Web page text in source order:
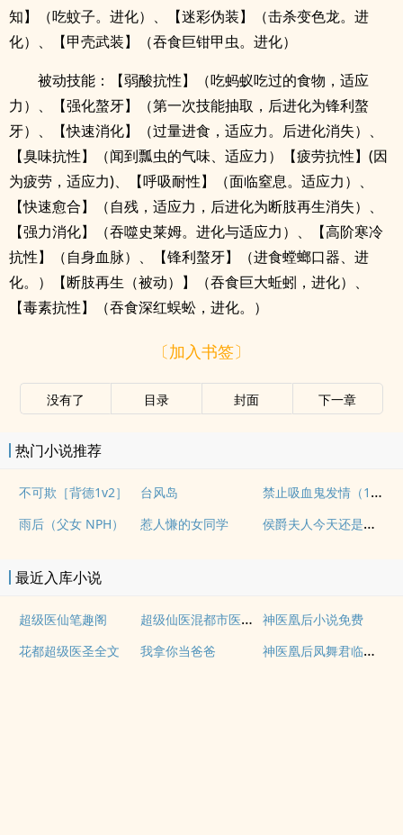
知】（吃蚊子。进化）、【迷彩伪装】（击杀变色龙。进
化）、【甲壳武装】（吞食巨钳甲虫。进化）
被动技能：【弱酸抗性】（吃蚂蚁吃过的食物，适应
力）、【强化螯牙】（第一次技能抽取，后进化为锋利螯
牙）、【快速消化】（过量进食，适应力。后进化消失）、
【臭味抗性】（闻到瓢虫的气味、适应力）【疲劳抗性】(因
为疲劳，适应力)、【呼吸耐性】（面临窒息。适应力）、
【快速愈合】（自残，适应力，后进化为断肢再生消失）、
【强力消化】（吞噬史莱姆。进化与适应力）、【高阶寒冷
抗性】（自身血脉）、【锋利螯牙】（进食螳螂口器、进
化。）【断肢再生（被动）】（吞食巨大蚯蚓，进化）、
【毒素抗性】（吞食深红蜈蚣，进化。）
〔加入书签〕
没有了 目录 封面 下一章
热门小说推荐
不可欺［背德1v2］ 台风岛 禁止吸血鬼发情（1v1姐狗高H）
雨后（父女 NPH） 惹人慊的女同学 侯爵夫人今天还是没有现(婚后, 1v1)
最近入库小说
超级医仙笔趣阁 超级仙医混都市医心医意
神医凰后小说免费
花都超级医圣全文
我拿你当爸爸 神医凰后凤舞君临渊免费小说